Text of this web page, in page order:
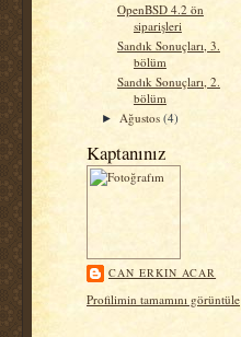
OpenBSD 4.2 ön
siparişleri
Sandık Sonuçları, 3.
bölüm
Sandık Sonuçları, 2.
bölüm
► Ağustos(4)
Kaptanınız
CAN ERKIN ACAR
Profilimin tamamını görüntüle